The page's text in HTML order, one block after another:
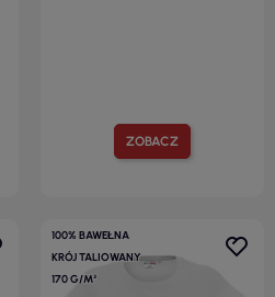
ZOBACZ
100% BAWEŁNA
KRÓJ TALIOWANY
170 G/M²